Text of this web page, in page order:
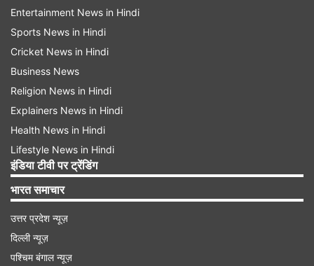
Entertainment News in Hindi
Sports News in Hindi
Cricket News in Hindi
Business News
Religion News in Hindi
Explainers News in Hindi
Health News in Hindi
Lifestyle News in Hindi
इंडिया टीवी पर ट्रेंडिंग
भारत समाचार
उत्तर प्रदेश न्यूज़
दिल्ली न्यूज़
पश्चिम बंगाल न्यूज़